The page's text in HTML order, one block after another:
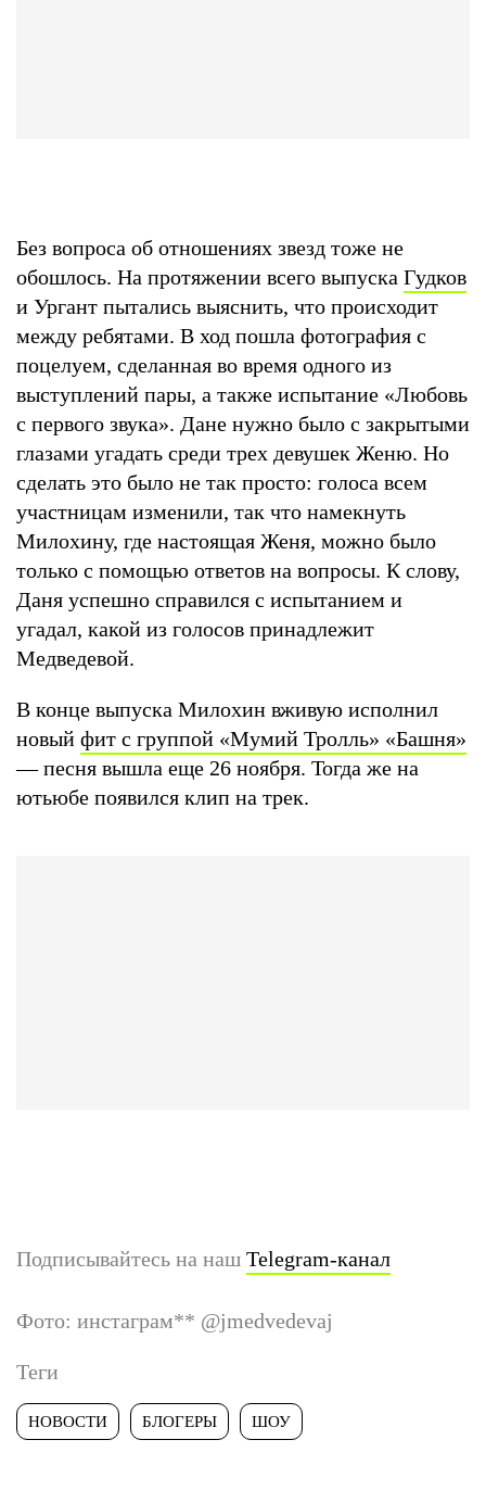
Без вопроса об отношениях звезд тоже не
обошлось. На протяжении всего выпуска Гудков
и Ургант пытались выяснить, что происходит
между ребятами. В ход пошла фотография с
поцелуем, сделанная во время одного из
выступлений пары, а также испытание «Любовь
с первого звука». Дане нужно было с закрытыми
глазами угадать среди трех девушек Женю. Но
сделать это было не так просто: голоса всем
участницам изменили, так что намекнуть
Милохину, где настоящая Женя, можно было
только с помощью ответов на вопросы. К слову,
Даня успешно справился с испытанием и
угадал, какой из голосов принадлежит
Медведевой.
В конце выпуска Милохин вживую исполнил
новый фит с группой «Мумий Тролль» «Башня»
— песня вышла еще 26 ноября. Тогда же на
ютьюбе появился клип на трек.
Подписывайтесь на наш Telegram-канал
Фото: инстаграм** @jmedvedevaj
Теги
НОВОСТИ БЛОГЕРЫ ШОУ